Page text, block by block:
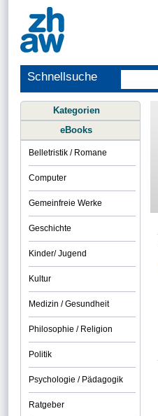
Schnellsuche
Kategorien
eBooks
Belletristik / Romane
Computer
Gemeinfreie Werke
Geschichte
Kinder/ Jugend
Kultur
Medizin / Gesundheit
Philosophie / Religion
Politik
Psychologie / Pädagogik
Ratgeber